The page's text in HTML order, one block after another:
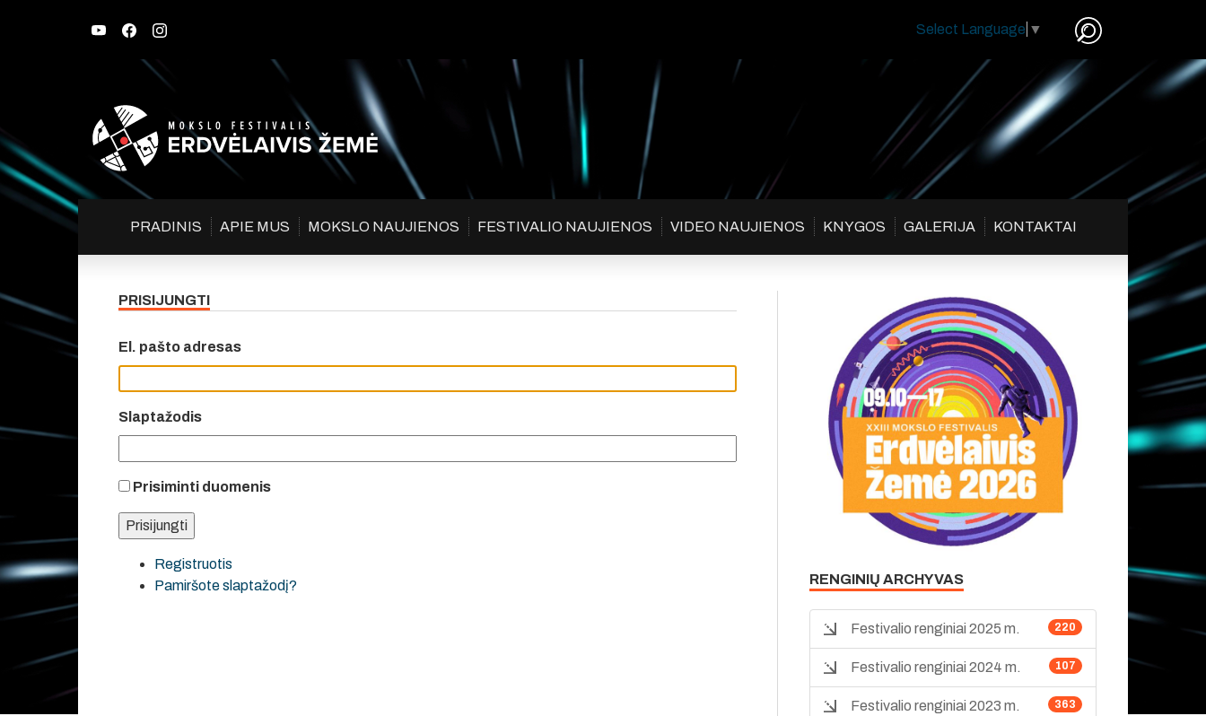
Select Language ▼
PRADINIS APIE MUS MOKSLO NAUJIENOS FESTIVALIO NAUJIENOS VIDEO NAUJIENOS KNYGOS GALERIJA KONTAKTAI
PRISIJUNGTI
El. pašto adresas
Slaptažodis
Prisiminti duomenis
Registruotis
Pamiršote slaptažodį?
RENGINIŲ ARCHYVAS
220
Festivalio renginiai 2025 m.
107
Festivalio renginiai 2024 m.
363
Festivalio renginiai 2023 m.